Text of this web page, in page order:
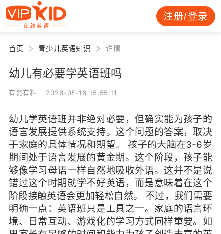
注册/登录
首页 青少儿英语知识 详情
幼儿有必要学英语班吗
有资有料 2026-05-16 15:55:11
幼儿学英语班并非绝对必要，但确实能为孩子的
语言发展提供系统支持。这个问题的答案，取决
于家庭的具体情况和期望。 孩子的大脑在3-6岁
期间处于语言发展的黄金期。这个阶段，孩子能
够像学习母语一样自然地吸收外语。这并不是说
错过这个时期就学不好英语，而是意味着在这个
阶段接触英语会更加轻松自然。 不过，我们需要
明确一点：英语班只是工具之一。家庭的语言环
境、日常互动、游戏化的学习方式同样重要。如